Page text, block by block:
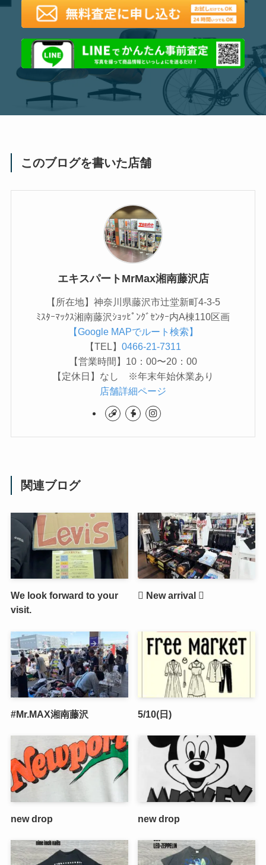
このブログを書いた店舗
エキスパートMrMax湘南藤沢店
【所在地】神奈川県藤沢市辻堂新町4-3-5
ﾐｽﾀｰﾏｯｸｽ湘南藤沢ｼｮｯﾋﾟﾝｸﾞｾﾝﾀｰ内A棟110区画
【Google MAPでルート検索】
【TEL】 0466-21-7311
【営業時間】10：00〜20：00
【定休日】なし ※年末年始休業あり
店舗詳細ページ
関連ブログ
We look forward to your
visit.
🫟 New arrival 🫟
#Mr.MAX湘南藤沢 5/10(日)
new drop new drop